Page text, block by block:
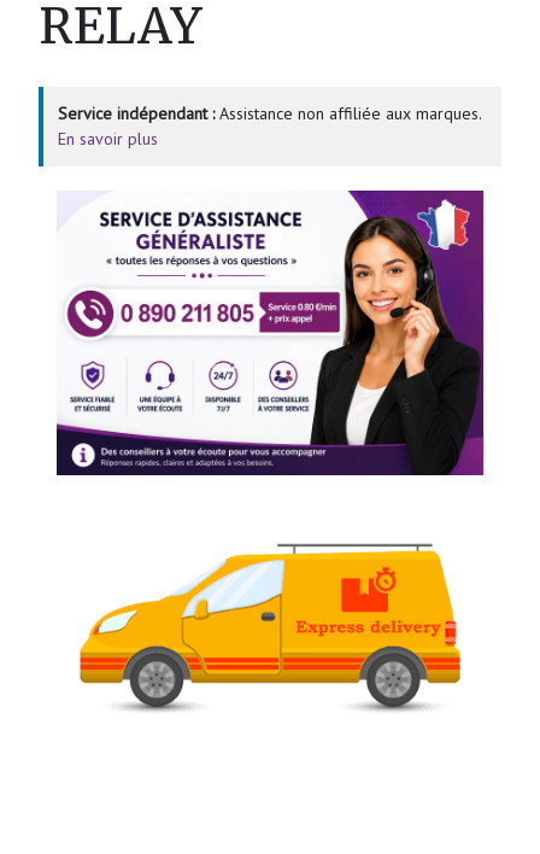
RELAY
Service indépendant :Assistance non affiliée aux marques.
En savoir plus